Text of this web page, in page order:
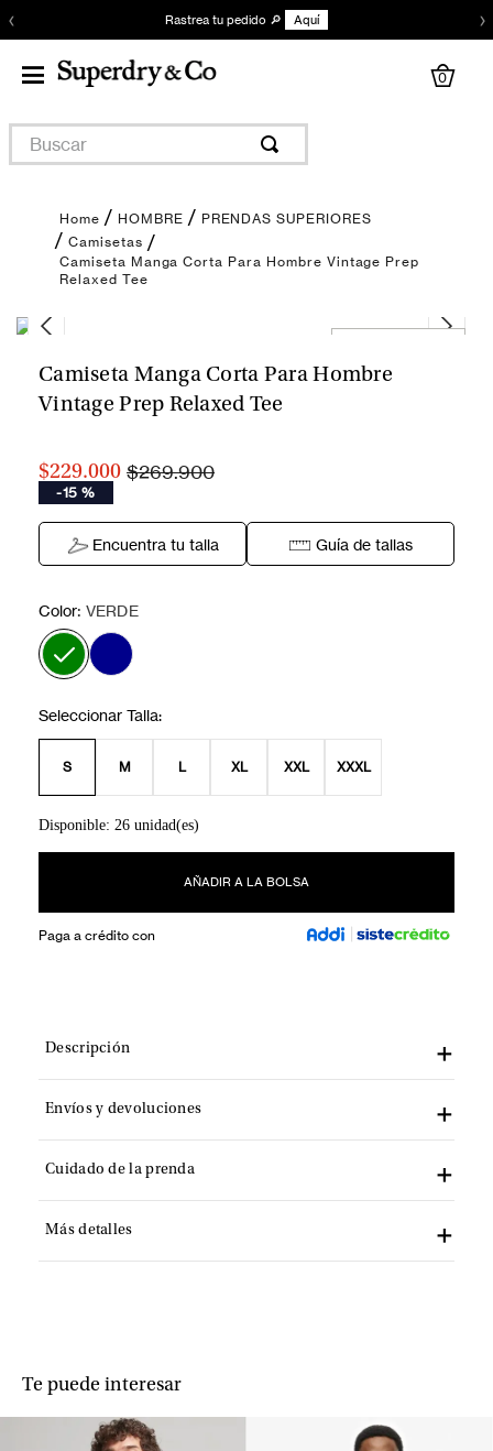
‹ Rastrea tu pedido 🔎 Aquí ›
0
Buscar
HOMBRE
PRENDAS SUPERIORES
Camisetas
Camiseta Manga Corta Para Hombre Vintage Prep
Relaxed Tee
Camiseta Manga Corta Para Hombre
Vintage Prep Relaxed Tee
$229.000 $269.900
-15 %
Encuentra tu talla Guía de tallas
Color: VERDE
S M L XL XXL XXXL
Disponible: 26 unidad(es)
AÑADIR A LA BOLSA
Paga a crédito con
Descripción
Envíos y devoluciones
Cuidado de la prenda
Más detalles
Te puede interesar